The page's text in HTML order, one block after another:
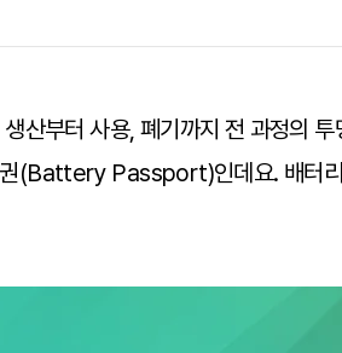
산부터 사용, 폐기까지 전 과정의
(Battery Passport)인데요. 배터